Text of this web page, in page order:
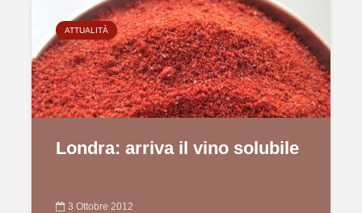
ATTUALITÀ
Londra: arriva il vino solubile
3 Ottobre 2012